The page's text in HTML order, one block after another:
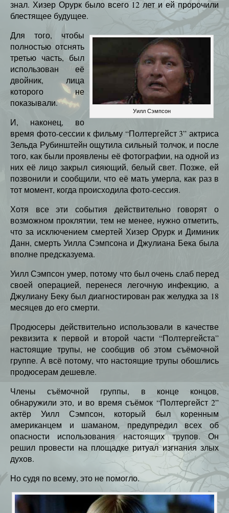
знал. Хизер Орурк было всего 12 лет и ей пророчили
блестящее будущее.
Уилл Сэмпсон
Для того, чтобы
полностью отснять
третью часть, был
использован её
двойник, лица
которого не
показывали.
И, наконец, во
время фото-сессии к фильму “Полтергейст 3” актриса
Зельда Рубинштейн ощутила сильный толчок, и после
того, как были проявлены её фотографии, на одной из
них её лицо закрыл сияющий, белый свет. Позже, ей
позвонили и сообщили, что её мать умерла, как раз в
тот момент, когда происходила фото-сессия.
Хотя все эти события действительно говорят о
возможном проклятии, тем не менее, нужно отметить,
что за исключением смертей Хизер Орурк и Диминик
Данн, смерть Уилла Сэмпсона и Джулиана Бека была
вполне предсказуема.
Уилл Сэмпсон умер, потому что был очень слаб перед
своей операцией, перенеся легочную инфекцию, а
Джулиану Беку был диагностирован рак желудка за 18
месяцев до его смерти.
Продюсеры действительно использовали в качестве
реквизита к первой и второй части “Полтергейста”
настоящие трупы, не сообщив об этом съёмочной
группе. А всё потому, что настоящие трупы обошлись
продюсерам дешевле.
Члены съёмочной группы, в конце концов,
обнаружили это, и во время съёмок “Полтергейст 2”
актёр Уилл Сэмпсон, который был коренным
американцем и шаманом, предупредил всех об
опасности использования настоящих трупов. Он
решил провести на площадке ритуал изгнания злых
духов.
Но судя по всему, это не помогло.